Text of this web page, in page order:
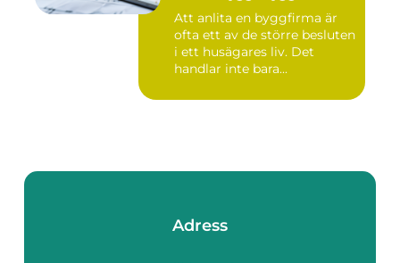
Att anlita en byggfirma är
ofta ett av de större besluten
i ett husägares liv. Det
handlar inte bara...
Adress